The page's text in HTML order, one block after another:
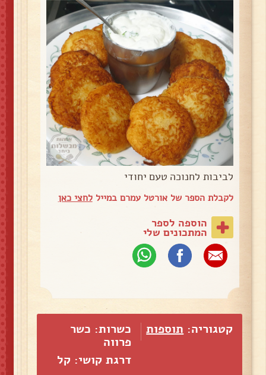
לביבות לחנוכה טעם יחודי
לקבלת הספר של אורטל עמרם במייללחצי כאן
הוספה לספר
המתכונים שלי
קטגוריה: תוספות
כשרות: כשר
פרווה
דרגת קושי: קל